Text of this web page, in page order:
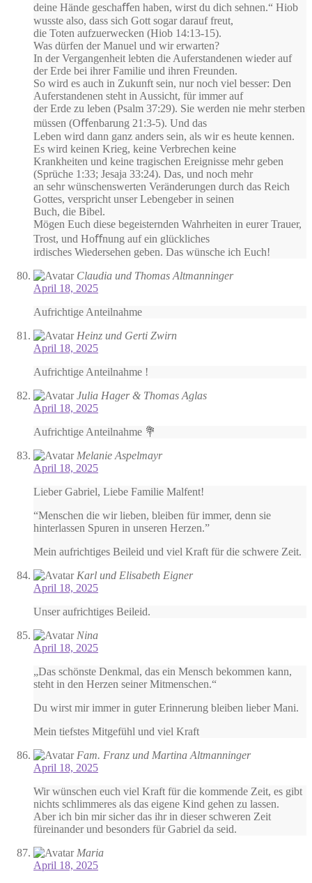
deine Hände geschaﬀen haben, wirst du dich sehnen.“ Hiob
wusste also, dass sich Gott sogar darauf freut,
die Toten aufzuerwecken (Hiob 14:13-15).
Was dürfen der Manuel und wir erwarten?
In der Vergangenheit lebten die Auferstandenen wieder auf
der Erde bei ihrer Familie und ihren Freunden.
So wird es auch in Zukunft sein, nur noch viel besser: Den
Auferstandenen steht in Aussicht, für immer auf
der Erde zu leben (Psalm 37:29). Sie werden nie mehr sterben
müssen (Oﬀenbarung 21:3-5). Und das
Leben wird dann ganz anders sein, als wir es heute kennen.
Es wird keinen Krieg, keine Verbrechen keine
Krankheiten und keine tragischen Ereignisse mehr geben
(Sprüche 1:33; Jesaja 33:24). Das, und noch mehr
an sehr wünschenswerten Veränderungen durch das Reich
Gottes, verspricht unser Lebengeber in seinen
Buch, die Bibel.
Mögen Euch diese begeisternden Wahrheiten in eurer Trauer,
Trost, und Hoﬀnung auf ein glückliches
irdisches Wiedersehen geben. Das wünsche ich Euch!
Claudia und Thomas Altmanninger
April 18, 2025
Aufrichtige Anteilnahme
Heinz und Gerti Zwirn
April 18, 2025
Aufrichtige Anteilnahme !
Julia Hager & Thomas Aglas
April 18, 2025
Aufrichtige Anteilnahme 💐
Melanie Aspelmayr
April 18, 2025
Lieber Gabriel, Liebe Familie Malfent!
“Menschen die wir lieben, bleiben für immer, denn sie
hinterlassen Spuren in unseren Herzen.”
Mein aufrichtiges Beileid und viel Kraft für die schwere Zeit.
Karl und Elisabeth Eigner
April 18, 2025
Unser aufrichtiges Beileid.
Nina
April 18, 2025
„Das schönste Denkmal, das ein Mensch bekommen kann,
steht in den Herzen seiner Mitmenschen.“
Du wirst mir immer in guter Erinnerung bleiben lieber Mani.
Mein tiefstes Mitgefühl und viel Kraft
Fam. Franz und Martina Altmanninger
April 18, 2025
Wir wünschen euch viel Kraft für die kommende Zeit, es gibt
nichts schlimmeres als das eigene Kind gehen zu lassen.
Aber ich bin mir sicher das ihr in dieser schweren Zeit
füreinander und besonders für Gabriel da seid.
Maria
April 18, 2025